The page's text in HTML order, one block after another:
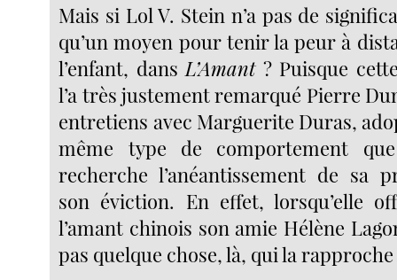
Mais si Lol V. Stein n’a pas de
qu’un moyen pour tenir la peur à
l’enfant, dans L’Amant? Puisque
l’a très justement remarqué Pierre
entretiens avec Marguerite Duras,
même type de comportement
recherche l’anéantissement de sa
son éviction. En effet, lorsqu’elle
l’amant chinois son amie Hélène
pas quelque chose, là, qui la